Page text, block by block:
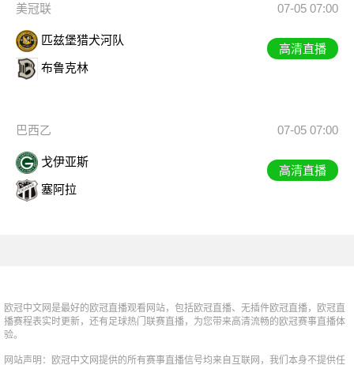
美冠联 07-05 07:00
匹兹堡猎犬河队
布鲁克林
高清直播
巴西乙 07-05 07:00
戈伊亚斯
塞阿拉
高清直播
欧冠中文网是最好的欧冠直播观看网站，包括欧冠直播、无插件欧冠直播，欧冠直
播赛程表实时更新，还有足球热门联赛直播，为您带来高清流畅的欧冠赛事直播体
验。
网站声明：欧冠中文网提供的所有赛事直播信号均来自互联网，我们本身不提供任